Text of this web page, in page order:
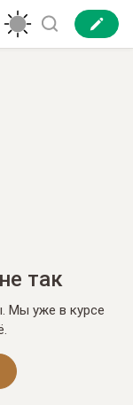
так
Мы уже в курсе